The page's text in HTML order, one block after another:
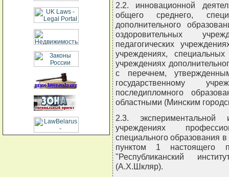
2.2. инновационной
общего среднего,
дополнительного
оздоровительных
педагогических
учреждениях, специальных
учреждениях
с перечнем,
государственному
последипломного
областными (Минским
2.3.
учреждениях
специального образования
пунктом 1 настоящего
"Республиканский
(А.Х.Шкляр).